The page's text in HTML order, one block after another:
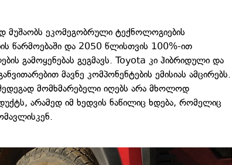
მუშაობს ეკომეგობრული ტექნოლოგიების
წარმოებაში და 2050 წლისთვის 100%-ით
გამოყენებას გეგმავს. Toyota კი ჰიბრიდული და
მავნე კომპონენტების ემისიას ამცირებს.
მომხმარებელი იღებს არა მხოლოდ
არამედ იმ ხედვის ნაწილიც ხდება, რომელიც